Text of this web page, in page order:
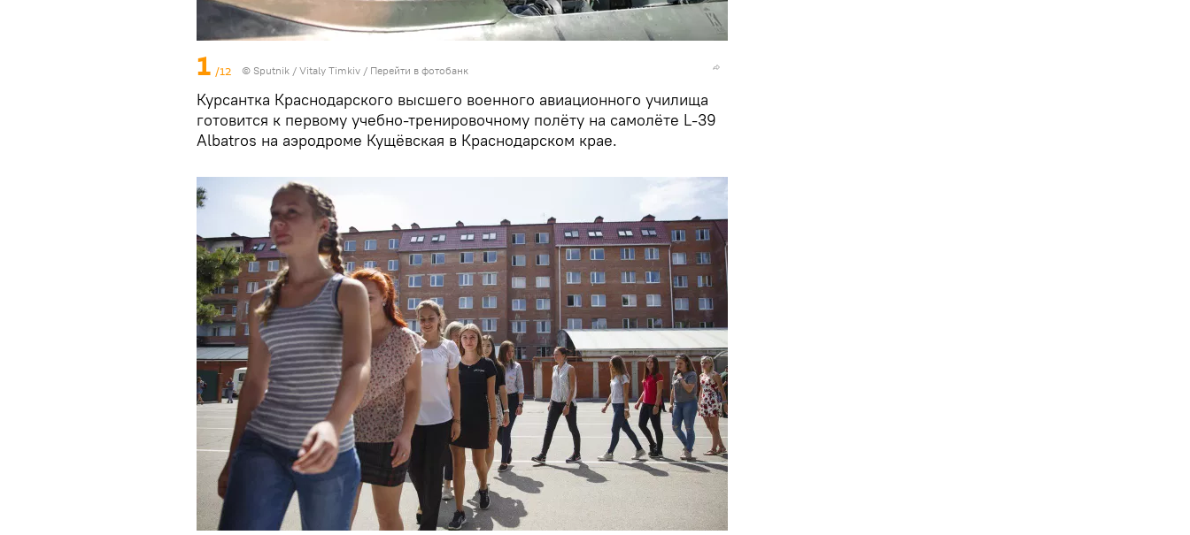
1 /12 © Sputnik / Vitaly Timkiv / Перейти в фотобанк
Курсантка Краснодарского высшего военного авиационного училища
готовится к первому учебно-тренировочному полёту на самолёте L-39
Albatros на аэродроме Кущёвская в Краснодарском крае.